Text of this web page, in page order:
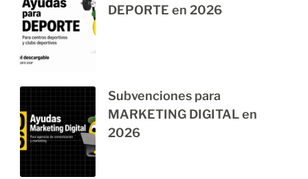
DEPORTE en 2026
Subvenciones para
MARKETING DIGITAL en
2026